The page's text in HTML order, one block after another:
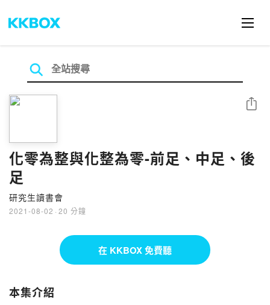
化零為整與化整為零-前足、中足、後
足
研究生讀書會
2021-08-02 · 20 分鐘
分享
在 KKBOX 免費聽
本集介紹